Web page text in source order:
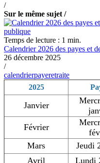
/
Sur le même sujet /
Temps de lecture : 1 min.
Calendrier 2026 des payes et
26 décembre 2025
/
calendrierpayeretraite
2025
Janvier
Février
Mars
Jeudi
Avril
Lundi